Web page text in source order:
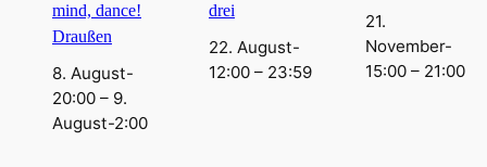
mind, dance!
Draußen
8. August-
20:00 – 9.
August-2:00
drei
22. August-
12:00– 23:59
21.
November-
15:00– 21:00